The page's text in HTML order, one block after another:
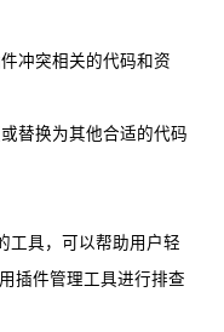
冲突相关的代码和资
替换为其他合适的代码
工具，可以帮助用户轻
插件管理工具进行排查